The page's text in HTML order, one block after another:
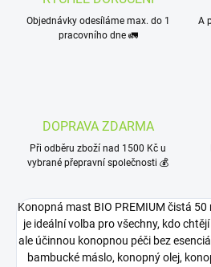
Objednávky odesíláme max. do 1
pracovního dne 🚛
A
DOPRAVA ZDARMA
Při odběru zboží nad 1500 Kč u
vybrané přepravní společnosti 💰
Konopná mast BIO PREMIUM čistá
je ideální volba pro všechny, kdo
ale účinnou konopnou péči bez
bambucké máslo, konopný olej,